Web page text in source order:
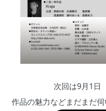
次回は9月1日
作品の魅力などまだまだ伺